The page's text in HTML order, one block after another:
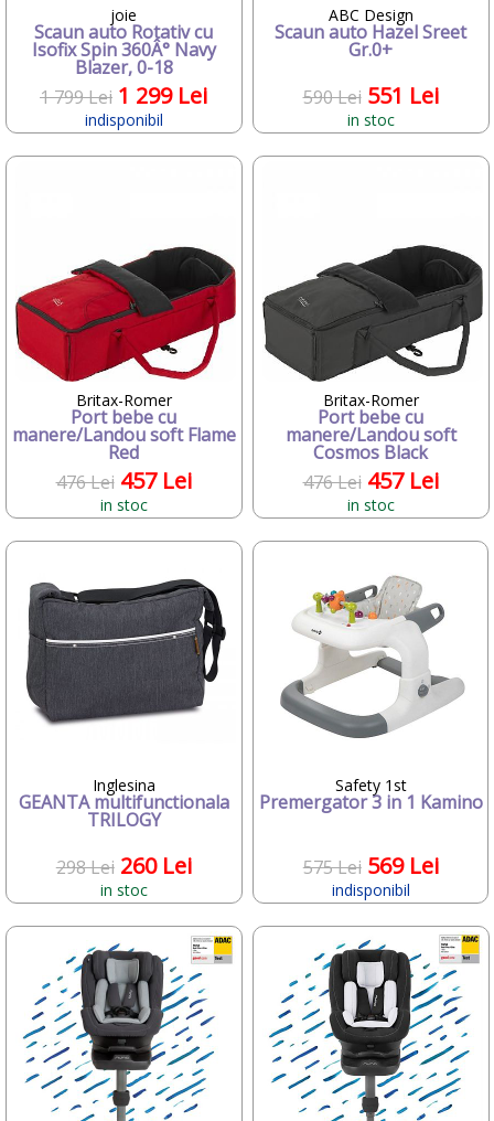
•
•Kinderkraft
•Kiwy
•Klups
KNORRTOYS
Mebby
•MEDELA
•Melissa&Doug
Mesterel
•
MIBB
Momert
Nuna
•Nurse
Oball
•Pampers
•Petit Terraillon
•Playmobil
•Plebani
Pustefix
•reer
Rotho babydesign
•Safety 1st
Sanosan
•STAMP
• SUMMER Infant
TAGGIES
The Step2 Company
•Tineo Franta
•Tommee Tippee
TRAUMELAND
UGOBE
•Vitamina G
•Vtech
•Wallaboo
•WORKER
• wow
•YAKARI
mai putini...
joie
Scaun auto Rotativ cu
Isofix Spin 360Â° Navy
Blazer, 0-18
1 799 Lei 1 299 Lei
indisponibil
ABC Design
Scaun auto Hazel Sreet
Gr.0+
590 Lei 551 Lei
in stoc
Britax-Romer
Port bebe cu
manere/Landou soft Flame
Red
476 Lei 457 Lei
in stoc
Britax-Romer
Port bebe cu
manere/Landou soft
Cosmos Black
476 Lei 457 Lei
in stoc
Inglesina
GEANTA multifunctionala
TRILOGY
298 Lei 260 Lei
in stoc
Safety 1st
Premergator 3 in 1 Kamino
575 Lei 569 Lei
indisponibil